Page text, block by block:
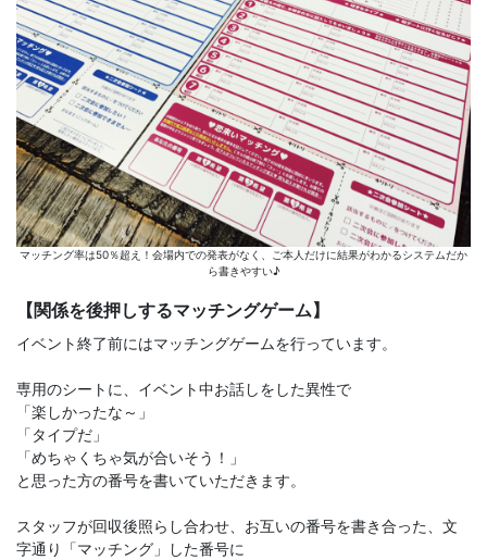
マッチング率は50％超え！会場内での発表がなく、ご本人だけに結果がわかるシステムだか
ら書きやすい♪
【関係を後押しするマッチングゲーム】
イベント終了前にはマッチングゲームを行っています。
専用のシートに、イベント中お話しをした異性で
「楽しかったな～」
「タイプだ」
「めちゃくちゃ気が合いそう！」
と思った方の番号を書いていただきます。
スタッフが回収後照らし合わせ、お互いの番号を書き合った、文
字通り「マッチング」した番号に